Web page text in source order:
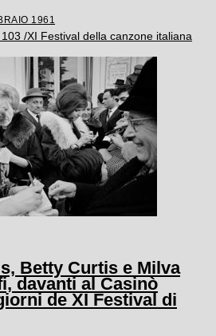
1961
/XI Festival della canzone italiana
Betty Curtis e Milva
davanti al Casinò
de XI Festival di